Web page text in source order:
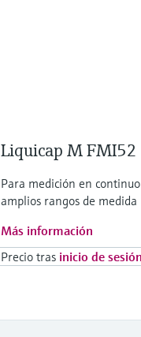
Liquicap M FMI52
Para medición en
amplios rangos de medida
Más información
Precio tras inicio de sesión